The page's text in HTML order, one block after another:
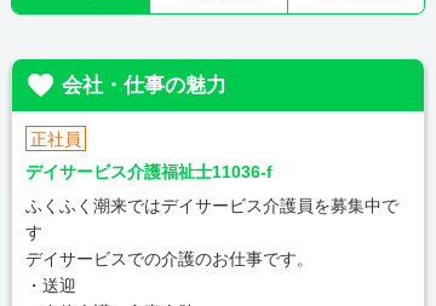
 会社・仕事の魅力
正社員
デイサービス介護福祉士11036-f
ふくふく潮来ではデイサービス介護員を募集中で
す
デイサービスでの介護のお仕事です。
・送迎